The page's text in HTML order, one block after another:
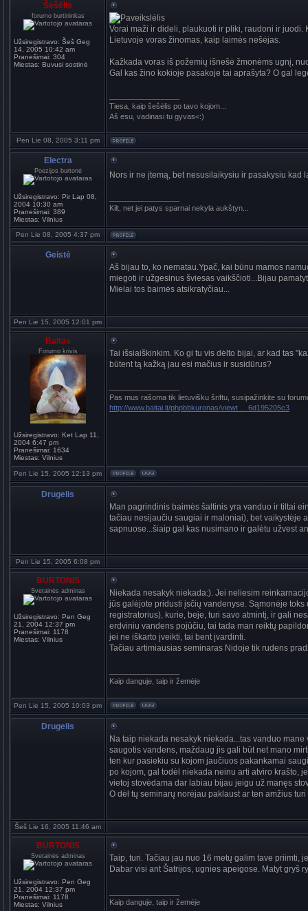
Šešėlis
forumo burtininkas
Užsiregistravo: Šeš Geg
14, 2005 10:42 am
Pranešimai: 304
Miestas: Buvusi sostinė
Vorai maži ir dideli, plaukuoti ir pliki, raudoni ir juodi.
Lietuvoje voras žinomas, kaip laimės nešėjas.
Kažkada voras iš požemių išnešė žmonėms ugnį,
Gal kas žino kokioje pasakoje tai aprašyta? O gal
Tiesa, kaip šešėlis po tavo kojom...
Aš esu, vadinasi tu gyvas<:)
Pen Lie 08, 2005 3:11 pm
Electra
Poezijos burtonė
Užsiregistravo: Pir Lap 08,
2004 10:30 am
Pranešimai: 389
Miestas: Vilnius
Nors ir ne įtemą, bet nesusilaikysiu ir pasakysiu
Kilt, net jei patys sparnai nekyla aukštyn...
Pen Lie 08, 2005 4:37 pm
Geistė
Aš bijau to, ko nematau.Ypač, kai būnu mamos
miegoti ir užgesinus šviesas vaikščioti...Bijau
Mielai tos baimės atsikratyčiau...
Pen Lie 15, 2005 12:01 pm
Baltas
Forumo krivis
Užsiregistravo: Ket Lap 11,
2004 6:47 pm
Pranešimai: 1634
Miestas: Vilnius
Tai išsiaiškinkim. Ko gi tu vis dėlto bijai, ar kad tas
būtent tą kažką jau esi mačius ir susidūrus?
Pas mus rašoma tik lietuvišku šriftu, susipažinkite su
http://www.baltai.lt/phpbbkuronas/viewt ... 6d195205c3
Pen Lie 15, 2005 12:13 pm
Drugelis
Man pagrindinis baimės šaltinis yra vanduo ir tiltai
tačiau nesijaučiu saugiai ir maloniai), bet vaikystėje
sapnuose...šiaip gal kas nusimano ir galėtu užvest
Pen Lie 15, 2005 6:08 pm
BURTONIS
Svetainės adminas
Užsiregistravo: Pen Geg
21, 2004 12:37 pm
Pranešimai: 1178
Miestas: Vilnius
Niekada nesakyk niekada:). Jei neliesim
jūs galėjote pridusti įsčių vandenyse. Sąmonėje
registratorius), kurie, beje, turi savo atmintį, ir gali
erdviniu vandens pojūčiu, tai tada man reiktų
jei ne iškarto įveikti, tai bent įvardinti.
Tačiau artimiausias seminaras Nidoje tik rudens
Kaip danguje, taip ir žemėje
Pen Lie 15, 2005 10:03 pm
Drugelis
Na taip niekada nesakyk niekada...tas vanduo
saugotis vandens, maždaug jis gali būt net mano
ten kur pasiekiu su kojom jaučiuos pakankamai
po kojom, gal todėl niekada neinu arti atviro krašto,
vietoj stovėdama dar labiau bijau jeigu už manęs
O dėl tų seminarų norėjau paklaust ar ten amžius
Šeš Lie 16, 2005 11:46 am
BURTONIS
Svetainės adminas
Užsiregistravo: Pen Geg
21, 2004 12:37 pm
Pranešimai: 1178
Miestas: Vilnius
Taip, turi. Tačiau jau nuo 16 metų galim tave priimti,
Dabar visi ant Šatrijos, ugnies apeigose. Matyt gryš
Kaip danguje, taip ir žemėje